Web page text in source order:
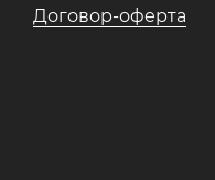
Договор-оферта